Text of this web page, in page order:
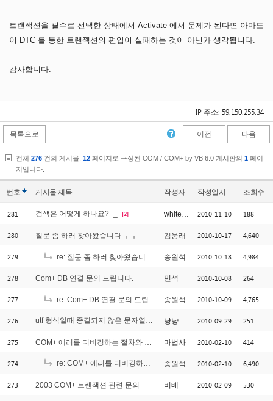
트랜잭션을 필수로 선택한 상태에서 Activate 에서 문제가 된다면 아마도
이 DTC 를 통한 트랜젝션의 편입이 실패하는 것이 아닌가 생각됩니다.
감사합니다.
IP 주소: 59.150.255.34
목록으로 이전 다음
전체 276 건의 게시물, 12 페이지로 구성된 COM / COM+ by VB 6.0 게시판의 1 페이
지입니다.
번호 게시물제목 작성자 작성일시 조회수
281 검색은 어떻게 하나요? -_- [2] whiteboy 2010-11-10 188
280 질문 좀 하러 찾아왔습니다 ㅜㅜ 김웅래 2010-10-17 4,640
279 re: 질문 좀 하러 찾아왔습니다 ㅜㅜ 송원석 2010-10-18 4,984
278 Com+ DB 연결 문의 드립니다. 민석 2010-10-08 264
277 re: Com+ DB 연결 문의 드립니다. 송원석 2010-10-09 4,765
276 utf 형식일때 종결되지 않은 문자열상수 [2] 냥냥쿠쿠 2010-09-29 251
275 COM+ 에러를 디버깅하는 절차와 요령을 알고 싶습니다. 마법사 2010-02-10 414
274 re: COM+ 에러를 디버깅하는 절차와 요령을 알고 싶습니다. [1]
송원석 2010-02-10 6,490
273 2003 COM+ 트랜잭션 관련 문의 비베 2010-02-09 530